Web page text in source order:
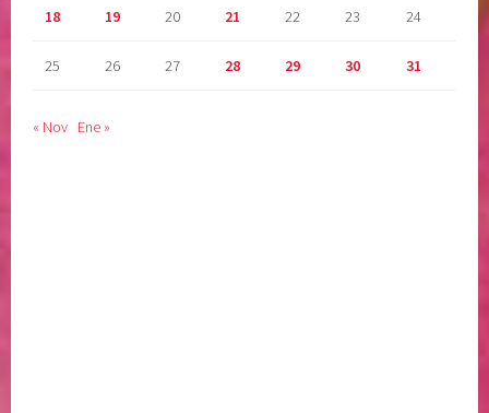
18 19 20 21 22 23 24
25 26 27 28 29 30 31
« Nov Ene »